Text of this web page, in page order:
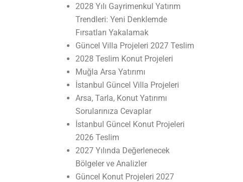
2028 Yılı Gayrimenkul Yatırım
Trendleri: Yeni Denklemde
Fırsatları Yakalamak
Güncel Villa Projeleri 2027 Teslim
2028 Teslim Konut Projeleri
Muğla Arsa Yatırımı
İstanbul Güncel Villa Projeleri
Arsa, Tarla, Konut Yatırımı
Sorularınıza Cevaplar
İstanbul Güncel Konut Projeleri
2026 Teslim
2027 Yılında Değerlenecek
Bölgeler ve Analizler
Güncel Konut Projeleri 2027